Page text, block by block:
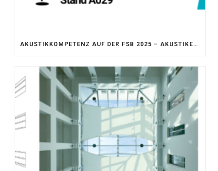
AKUSTIKKOMPETENZ AUF DER FSB 2025 – AKUSTIKELEMENTE FÜR DIE LEBENSRÄUME VON MORGEN